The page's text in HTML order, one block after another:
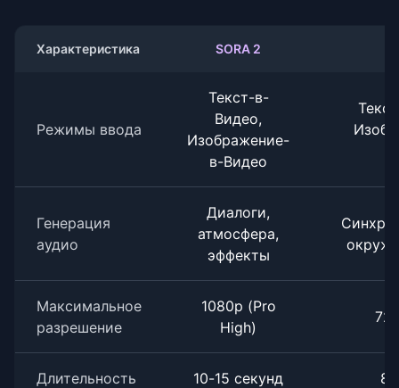
Характеристика SORA 2
Режимы ввода
Текст-в-
Видео,
Изображение-
в-Видео
Генерация
аудио
Диалоги,
атмосфера,
эффекты
Максимальное
разрешение
1080p (Pro
High)
Длительность 10-15 секунд 8